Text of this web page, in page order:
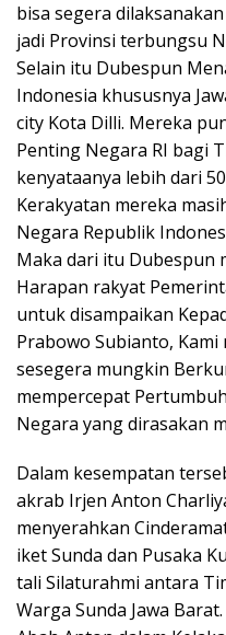
bisa segera
jadi Provinsi terbungsu
Selain itu Dubespun
Indonesia khususnya
city Kota Dilli. Mereka
Penting Negara RI bagi
kenyataanya lebih dari
Kerakyatan mereka
Negara Republik
Maka dari itu Dubespun
Harapan rakyat
untuk disampaikan
Prabowo Subianto,
sesegera mungkin
mempercepat
Negara yang dirasakan
Dalam kesempatan
akrab Irjen Anton
menyerahkan
iket Sunda dan Pusaka
tali Silaturahmi antara
Warga Sunda Jawa Barat.